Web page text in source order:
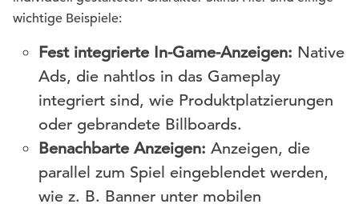
wichtige Beispiele:
Fest integrierte In-Game-Anzeigen: Native
Ads, die nahtlos in das Gameplay
integriert sind, wie Produktplatzierungen
oder gebrandete Billboards.
Benachbarte Anzeigen: Anzeigen, die
parallel zum Spiel eingeblendet werden,
wie z. B. Banner unter mobilen